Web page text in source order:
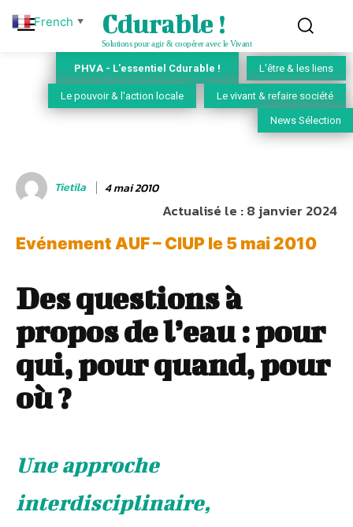
Cdurable !
Solutions pour agir & coopérer avec le Vivant
PHVA - L'essentiel Cdurable ! L'être & les liens
Le pouvoir & l'action locale Le vivant & refaire société
News Sélection
Tietila 4 mai 2010
Actualisé le :8 janvier 2024
Evénement AUF – CIUP le 5 mai 2010
Des questions à
propos de l’eau : pour
qui, pour quand, pour
où ?
Une approche
interdisciplinaire,
French ▼